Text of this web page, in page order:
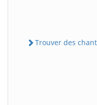
Trouver des